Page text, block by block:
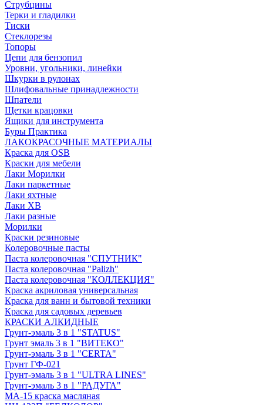
Струбцины
Терки и гладилки
Тиски
Стеклорезы
Топоры
Цепи для бензопил
Уровни, угольники, линейки
Шкурки в рулонах
Шлифовальные принадлежности
Шпатели
Щетки крацовки
Ящики для инструмента
Буры Практика
ЛАКОКРАСОЧНЫЕ МАТЕРИАЛЫ
Краска для OSB
Краски для мебели
Лаки Морилки
Лаки паркетные
Лаки яхтные
Лаки ХВ
Лаки разные
Морилки
Краски резиновые
Колеровочные пасты
Паста колеровочная "СПУТНИК"
Паста колеровочная "Palizh"
Паста колеровочная "КОЛЛЕКЦИЯ"
Краска акриловая универсальная
Краска для ванн и бытовой техники
Краска для садовых деревьев
КРАСКИ АЛКИДНЫЕ
Грунт-эмаль 3 в 1 "STATUS"
Грунт эмаль 3 в 1 "ВИТЕКО"
Грунт-эмаль 3 в 1 "CERTA"
Грунт ГФ-021
Грунт-эмаль 3 в 1 "ULTRA LINES"
Грунт-эмаль 3 в 1 "РАДУГА"
МА-15 краска масляная